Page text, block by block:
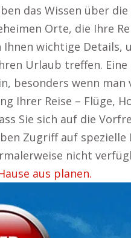
das Wissen über
Orte, die Ihre
Ihnen wichtige Details,
Urlaub treffen.
besonders wenn
Ihrer Reise – Flüge,
Sie sich auf die
Zugriff auf
nicht
aus planen.